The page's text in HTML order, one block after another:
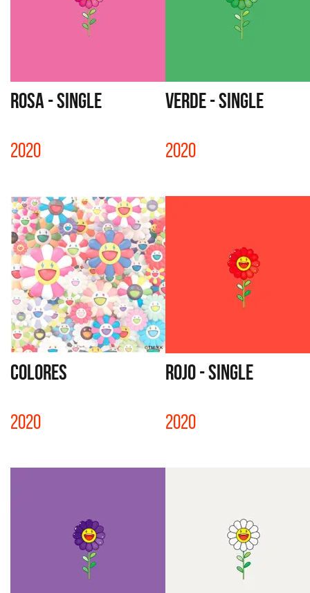
ROSA - SINGLE
2020
VERDE - SINGLE
2020
COLORES
2020
ROJO - SINGLE
2020